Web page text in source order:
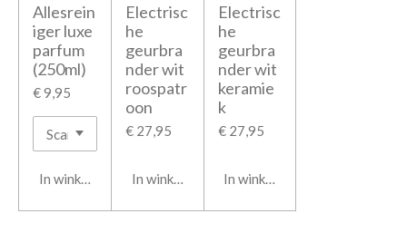
Allesrein
iger luxe
parfum
(250ml)
€ 9,95
In winkelwagen
Electrisc
he
geurbra
nder wit
roospatr
oon
€ 27,95
In winkelwagen
Electrisc
he
geurbra
nder wit
keramie
k
€ 27,95
In winkelwagen